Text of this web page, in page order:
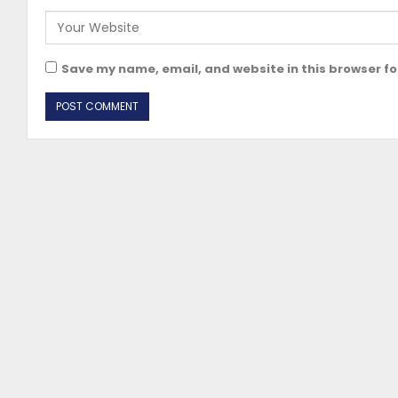
Save my name, email, and website in this browser